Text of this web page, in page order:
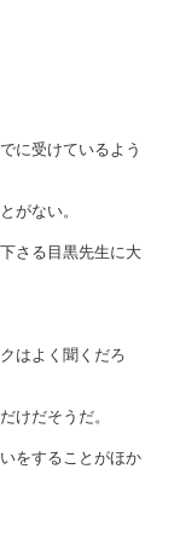
に受けているよう
がない。
さる目黒先生に大
はよく聞くだろ
けだそうだ。
をすることがほか